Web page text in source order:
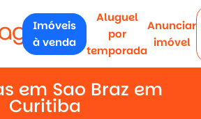
Imóveis
à venda
Aluguel
por
temporada
Anunciar
imóvel
em Sao Braz em
Curitiba